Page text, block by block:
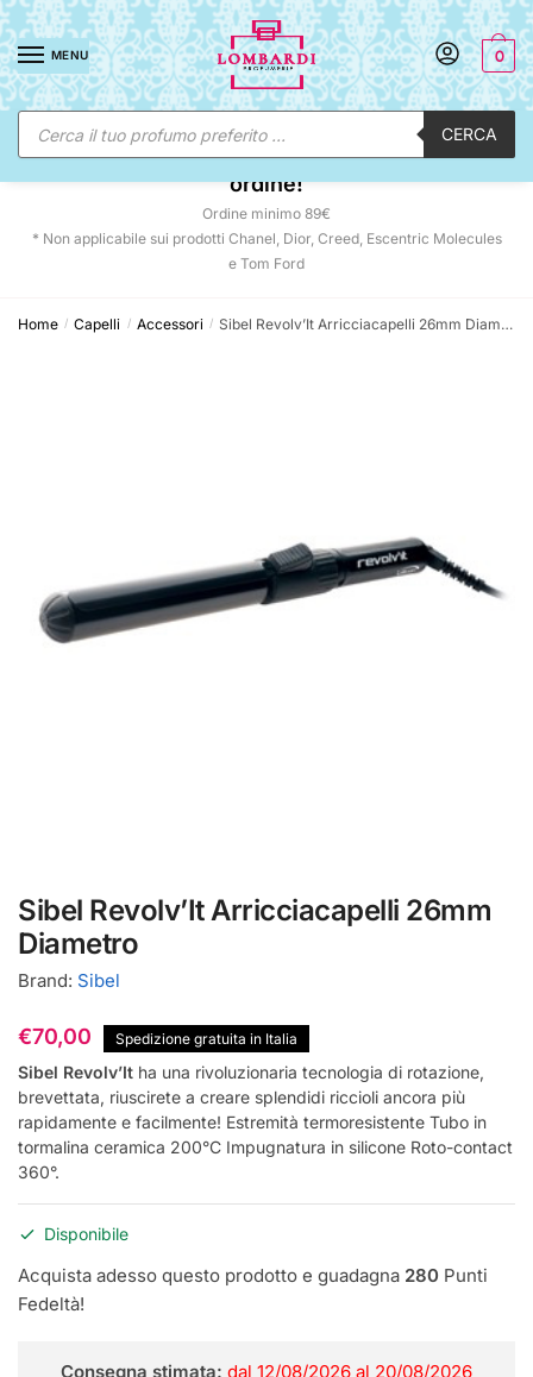
Skip
to
navigation
Skip
to
content
MENU
Ricerca
prodotti CERCA
0
☀️ SUNNY DAYS:-12% automatico sul tuo
ordine!
Ordine minimo 89€
* Non applicabile sui prodotti Chanel, Dior, Creed, Escentric Molecules
e Tom Ford
Home / Capelli / Accessori / Sibel Revolv’It Arricciacapelli 26mm Diametro
Sibel Revolv’It Arricciacapelli 26mm
Diametro
Brand: Sibel
€70,00 Spedizione gratuita in Italia
Sibel Revolv’It ha una rivoluzionaria tecnologia di rotazione,
brevettata, riuscirete a creare splendidi riccioli ancora più
rapidamente e facilmente! Estremità termoresistente Tubo in
tormalina ceramica 200°C Impugnatura in silicone Roto-contact
360°.
Disponibile
Acquista adesso questo prodotto e guadagna 280 Punti
Fedeltà!
Consegna stimata: dal 12/08/2026 al 20/08/2026